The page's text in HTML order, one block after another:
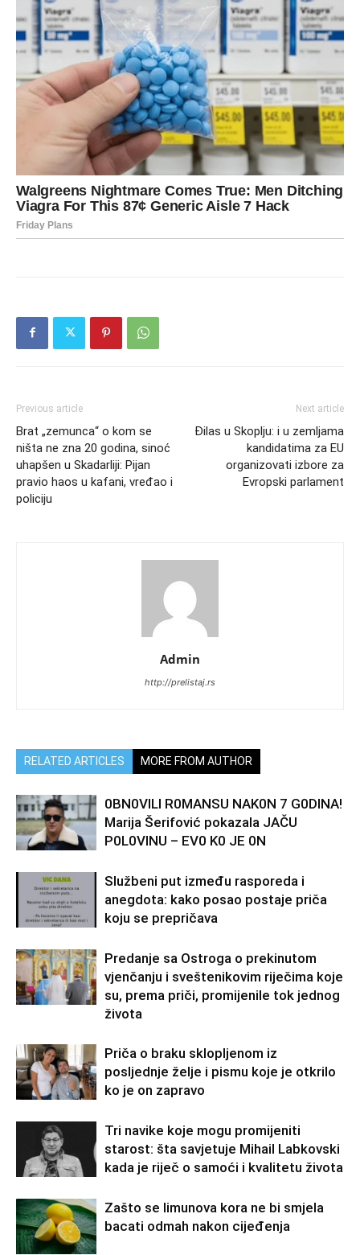
Previous article
Brat „zemunca“ o kom se
ništa ne zna 20 godina, sinoć
uhapšen u Skadarliji: Pijan
pravio haos u kafani, vređao i
policiju
Next article
Đilas u Skoplju: i u zemljama
kandidatima za EU
organizovati izbore za
Evropski parlament
Admin
http://prelistaj.rs
RELATED ARTICLES MORE FROM AUTHOR
0BN0VlLl R0MANSU NAK0N 7 G0DlNA!
Marija Šerifović pokazala JAČU
P0L0VINU – EV0 K0 JE 0N
Službeni put između rasporeda i
anegdota: kako posao postaje priča
koju se prepričava
Predanje sa Ostroga o prekinutom
vjenčanju i sveštenikovim riječima koje
su, prema priči, promijenile tok jednog
života
Priča o braku sklopljenom iz
posljednje želje i pismu koje je otkrilo
ko je on zapravo
Tri navike koje mogu promijeniti
starost: šta savjetuje Mihail Labkovski
kada je riječ o samoći i kvalitetu života
Zašto se limunova kora ne bi smjela
bacati odmah nakon cijeđenja